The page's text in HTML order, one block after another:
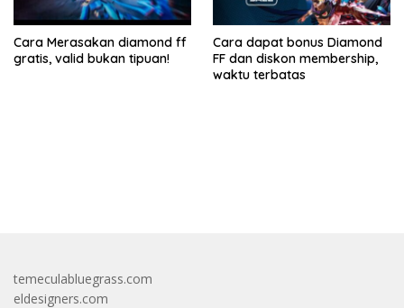
Cara Merasakan diamond ff
gratis, valid bukan tipuan!
Cara dapat bonus Diamond
FF dan diskon membership,
waktu terbatas
temeculabluegrass.com
eldesigners.com